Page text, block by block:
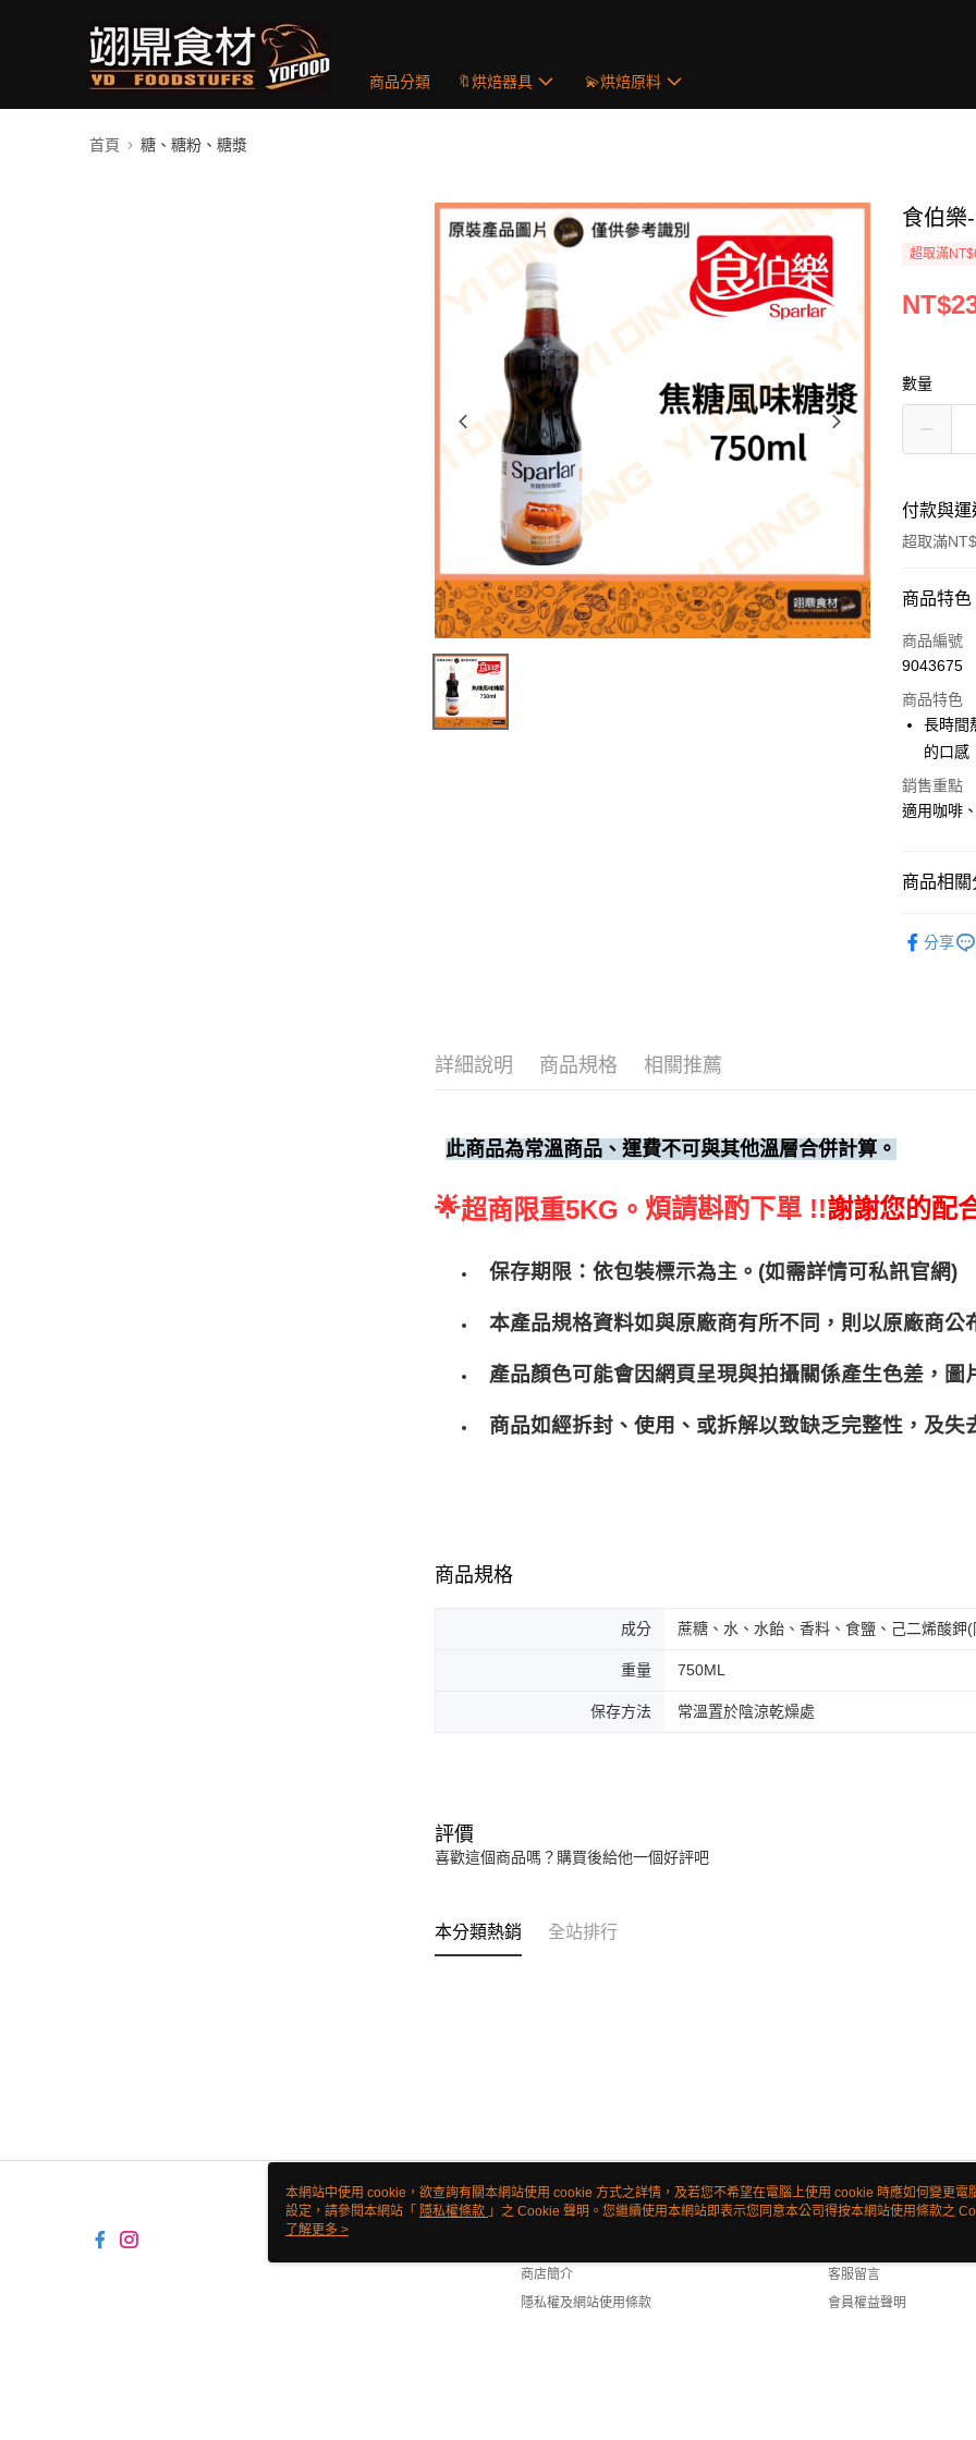
商品分類 🔖烘焙器具 💫烘焙原料
首頁 糖、糖粉、糖漿
食伯樂
超取滿
數量
付款與運
超取滿
付款方式
信用卡一次
運送方式
• 付款後全
每筆
每筆
每筆
商品特色
商品編號
9043675
商品特色
長時間
的口感
銷售重點
適用咖啡
商品相關
分享
詳細說明 商品規格 相關推薦
此商品為常溫商品、運費不可與其他溫層合併計算。
🌟超商限重5KG。 煩請斟酌下單 !!謝謝您的配
保存期限：依包裝標示為主。(如需詳情可私訊官網)
本產品規格資料如與原廠商有所不同，則以原廠商公
產品顏色可能會因網頁呈現與拍攝關係產生色差，圖
商品如經拆封、使用、或拆解以致缺乏完整性，及失
商品規格
成分 蔗糖、水、水飴、香料、食鹽、己二烯酸鉀
重量 750ML
保存方法 常溫置於陰涼乾燥處
評價
喜歡這個商品嗎？購買後給他一個好評吧
本分類熱銷 全站排行
關於我們
商店簡介
隱私權及網站使用條款
客服資訊
客服留言
會員權益聲明
本網站中使用 cookie，欲查詢有關本網站使用 cookie 方式之詳情，及若您不希望在電腦上使用 cookie 時應如何變更電
設定，請參閱本網站「 隱私權條款 」之 Cookie 聲明。您繼續使用本網站即表示您同意本公司得按本網站使用條款之
使用 cookie。
了解更多 >